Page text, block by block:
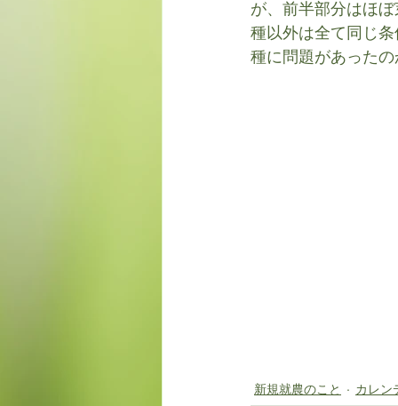
が、前半部分はほ
種以外は全て同じ
種に問題があった
新規就農のこと カレン